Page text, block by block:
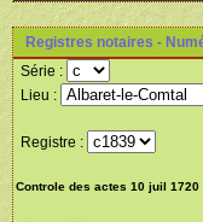
Registres notaires -
Série :
Lieu :
Registre :